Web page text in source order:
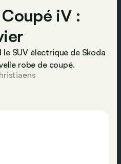
iV :
SUV électrique de Skoda
robe de coupé.